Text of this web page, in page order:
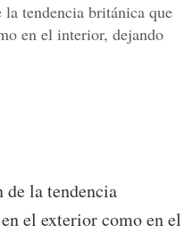
la tendencia británica que
en el interior, dejando
de la tendencia
el exterior como en el